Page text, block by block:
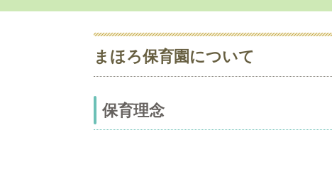
まほろ保育園について
保育理念